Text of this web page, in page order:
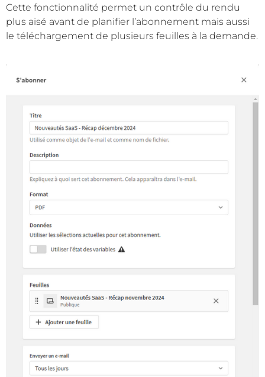
Cette fonctionnalité permet un contrôle du rendu
plus aisé avant de planifier l’abonnement mais aussi
le téléchargement de plusieurs feuilles à la demande.